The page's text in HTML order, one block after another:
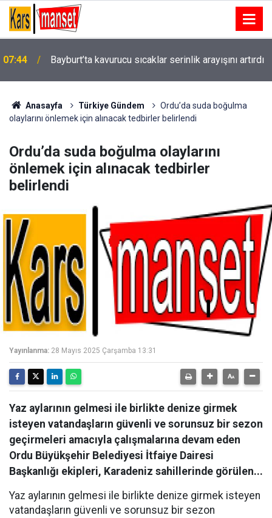
07:44
Bayburt’ta kavurucu sıcaklar serinlik arayışını artırdı
07:16
Vatan’da göreve hazırlanıyor
Anasayfa Türkiye Gündem
Ordu’da suda boğulma
olaylarını önlemek için alınacak tedbirler belirlendi
Ordu’da suda boğulma olaylarını
önlemek için alınacak tedbirler
belirlendi
Yayınlanma: 28 Mayıs 2025 Çarşamba 13:31
Yaz aylarının gelmesi ile birlikte denize girmek
isteyen vatandaşların güvenli ve sorunsuz bir sezon
geçirmeleri amacıyla çalışmalarına devam eden
Ordu Büyükşehir Belediyesi İtfaiye Dairesi
Başkanlığı ekipleri, Karadeniz sahillerinde görülen...
Yaz aylarının gelmesi ile birlikte denize girmek isteyen
vatandaşların güvenli ve sorunsuz bir sezon